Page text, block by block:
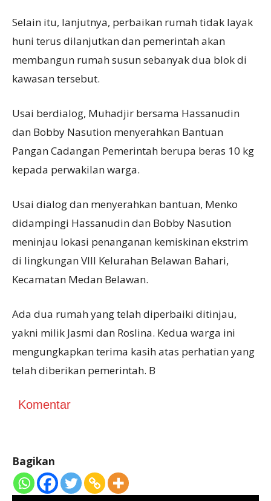
Selain itu, lanjutnya, perbaikan rumah tidak layak
huni terus dilanjutkan dan pemerintah akan
membangun rumah susun sebanyak dua blok di
kawasan tersebut.
Usai berdialog, Muhadjir bersama Hassanudin
dan Bobby Nasution menyerahkan Bantuan
Pangan Cadangan Pemerintah berupa beras 10 kg
kepada perwakilan warga.
Usai dialog dan menyerahkan bantuan, Menko
didampingi Hassanudin dan Bobby Nasution
meninjau lokasi penanganan kemiskinan ekstrim
di lingkungan VIII Kelurahan Belawan Bahari,
Kecamatan Medan Belawan.
Ada dua rumah yang telah diperbaiki ditinjau,
yakni milik Jasmi dan Roslina. Kedua warga ini
mengungkapkan terima kasih atas perhatian yang
telah diberikan pemerintah. B
Komentar
Bagikan